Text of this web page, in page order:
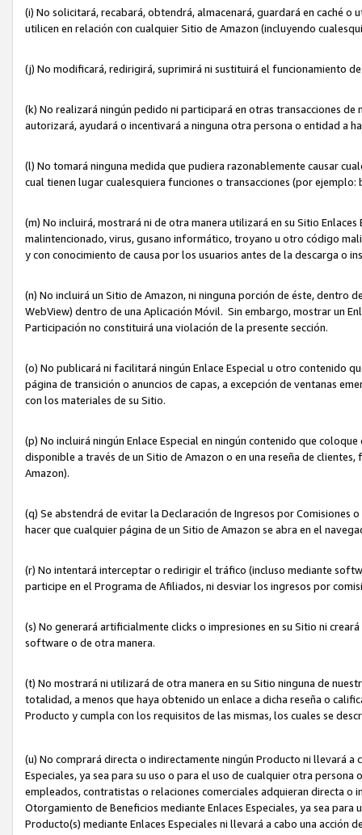
(i) No solicitará, recabará, obtendrá, almacenará, guardará en caché
utilicen en relación con cualquier Sitio de Amazon (incluyendo
(j) No modificará, redirigirá, suprimirá ni sustituirá el funcionamiento
(k) No realizará ningún pedido ni participará en otras transacciones
autorizará, ayudará o incentivará a ninguna otra persona o entidad a
(l) No tomará ninguna medida que pudiera razonablemente causar
cual tienen lugar cualesquiera funciones o transacciones (por
(m) No incluirá, mostrará ni de otra manera utilizará en su Sitio
malintencionado, virus, gusano informático, troyano u otro código
y con conocimiento de causa por los usuarios antes de la descarga
(n) No incluirá un Sitio de Amazon, ni ninguna porción de éste,
WebView) dentro de una Aplicación Móvil. Sin embargo, mostrar un
Participación no constituirá una violación de la presente sección.
(o) No publicará ni facilitará ningún Enlace Especial u otro contenido
página de transición o anuncios de capas, a excepción de ventanas
con los materiales de su Sitio.
(p) No incluirá ningún Enlace Especial en ningún contenido que
disponible a través de un Sitio de Amazon o en una reseña de
Amazon).
(q) Se abstendrá de evitar la Declaración de Ingresos por
hacer que cualquier página de un Sitio de Amazon se abra en el
(r) No intentará interceptar o redirigir el tráfico (incluso mediante
participe en el Programa de Afiliados, ni desviar los ingresos por
(s) No generará artificialmente clicks o impresiones en su Sitio ni
software o de otra manera.
(t) No mostrará ni utilizará de otra manera en su Sitio ninguna de
totalidad, a menos que haya obtenido un enlace a dicha reseña o
Producto y cumpla con los requisitos de las mismas, los cuales se
(u) No comprará directa o indirectamente ningún Producto ni llevará a
Especiales, ya sea para su uso o para el uso de cualquier otra
empleados, contratistas o relaciones comerciales adquieran directa o
Otorgamiento de Beneficios mediante Enlaces Especiales, ya sea
Producto(s) mediante Enlaces Especiales ni llevará a cabo una